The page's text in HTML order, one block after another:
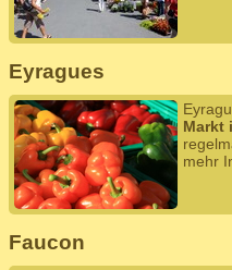
Eyragues
Markt
mehr
Faucon